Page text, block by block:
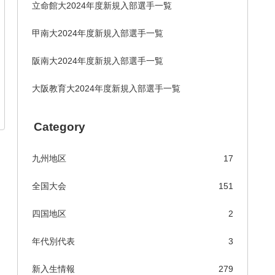
立命館大2024年度新規入部選手一覧
甲南大2024年度新規入部選手一覧
阪南大2024年度新規入部選手一覧
大阪教育大2024年度新規入部選手一覧
Category
九州地区 17
全国大会 151
四国地区 2
年代別代表 3
新入生情報 279